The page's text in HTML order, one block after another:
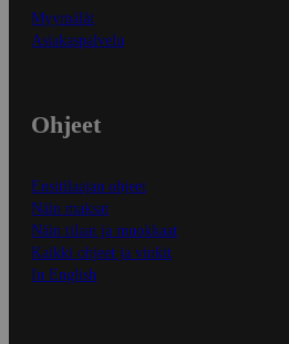
Myymälät
Asiakaspalvelu
Ohjeet
Ensitilaajan ohjeet
Näin maksat
Näin tilaat ja muokkaat
Kaikki ohjeet ja vinkit
In English